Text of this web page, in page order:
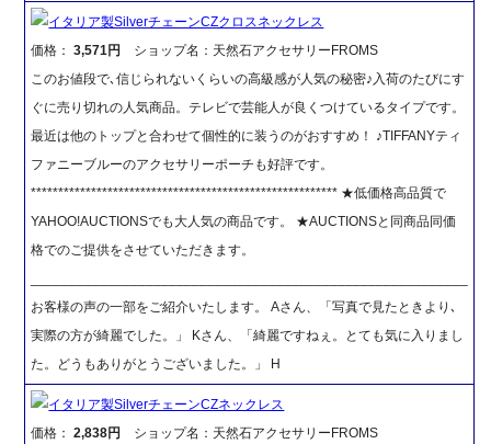
イタリア製SilverチェーンCZクロスネックレス
価格：3,571円
ショップ名：天然石アクセサリーFROMS
このお値段で､信じられないくらいの高級感が人気の秘密♪入荷のたびにす
ぐに売り切れの人気商品。テレビで芸能人が良くつけているタイプです。
最近は他のトップと合わせて個性的に装うのがおすすめ！ ♪TIFFANYティ
ファニーブルーのアクセサリーポーチも好評です。
******************************************************** ★低価格高品質で
YAHOO!AUCTIONSでも大人気の商品です。 ★AUCTIONSと同商品同価
格でのご提供をさせていただきます。
お客様の声の一部をご紹介いたします。 Aさん、「写真で見たときより､
実際の方が綺麗でした。」 Kさん、「綺麗ですねぇ。とても気に入りまし
た。どうもありがとうございました。」 H
イタリア製SilverチェーンCZネックレス
価格：2,838円
ショップ名：天然石アクセサリーFROMS